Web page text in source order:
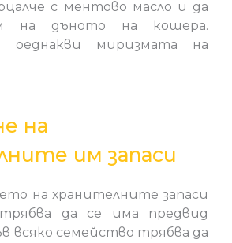
с ментово масло и да
на дъното на кошера.
оеднакви миризмата на
на
им запаси
на хранителните запаси
да се има предвид
всяко семейство трябва да